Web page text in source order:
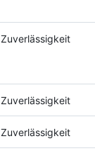
Zuverlässigkeit
Zuverlässigkeit
Zuverlässigkeit